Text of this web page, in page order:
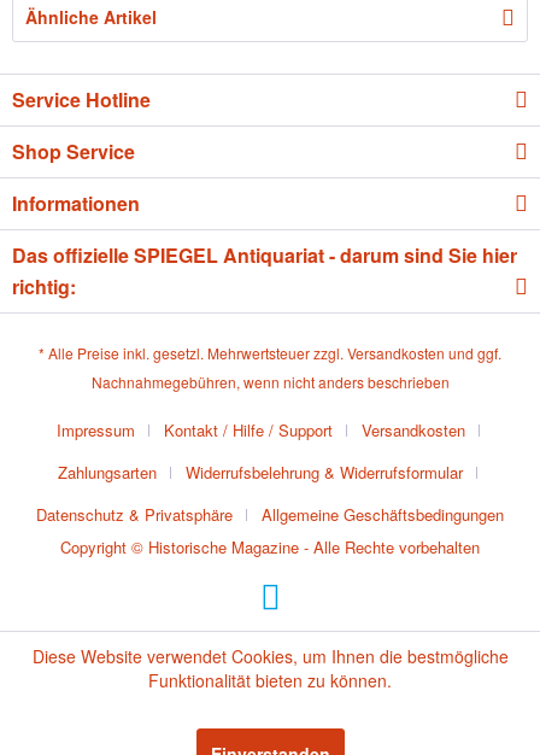
Ähnliche Artikel
Service Hotline
Shop Service
Informationen
Das offizielle SPIEGEL Antiquariat - darum sind Sie hier
richtig:
* Alle Preise inkl. gesetzl. Mehrwertsteuer zzgl. Versandkosten und ggf.
Nachnahmegebühren, wenn nicht anders beschrieben
Impressum Kontakt / Hilfe / Support
Versandkosten
Zahlungsarten
Widerrufsbelehrung & Widerrufsformular
Datenschutz & Privatsphäre
Allgemeine Geschäftsbedingungen
Copyright © Historische Magazine - Alle Rechte vorbehalten
Diese Website verwendet Cookies, um Ihnen die bestmögliche
Funktionalität bieten zu können.